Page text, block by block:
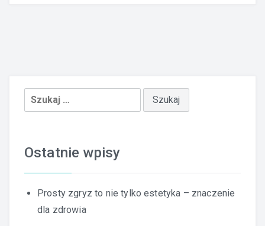
Szukaj:
Ostatnie wpisy
Prosty zgryz to nie tylko estetyka – znaczenie
dla zdrowia